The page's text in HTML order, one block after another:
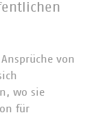
von
wo sie
für